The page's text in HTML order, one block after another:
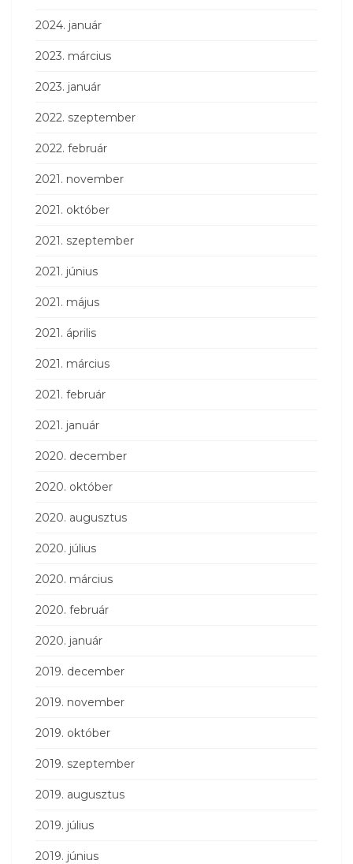
2024. január
2023. március
2023. január
2022. szeptember
2022. február
2021. november
2021. október
2021. szeptember
2021. június
2021. május
2021. április
2021. március
2021. február
2021. január
2020. december
2020. október
2020. augusztus
2020. július
2020. március
2020. február
2020. január
2019. december
2019. november
2019. október
2019. szeptember
2019. augusztus
2019. július
2019. június